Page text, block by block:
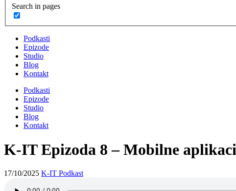
Search in pages
Podkasti
Epizode
Studio
Blog
Kontakt
Podkasti
Epizode
Studio
Blog
Kontakt
K-IT Epizoda 8 – Mobilne
17/10/2025 K-IT Podkast